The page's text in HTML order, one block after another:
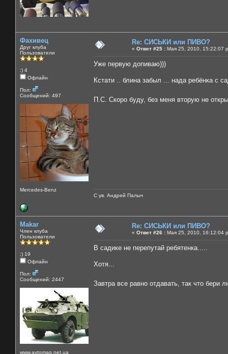
Фахивец
Друг клуба
Пользователи
:) 4
Офлайн
Пол:
Сообщений: 497
Mercedes-Benz
Re: СИСЬКИ или ПИВО?
« Ответ #25 : Мая 25, 2010, 15:22:07
Уже первую допиваю)))
Кстати .. блина забыл ... нада ребёнка с
П.С. Скоро буду, без меня вторую не
С ув. Андрей Палыч
Makar
Член клуба
Пользователи
:) 19
Офлайн
Пол:
Сообщений: 2447
www.avtomag.net.ua
Re: СИСЬКИ или ПИВО?
« Ответ #26 : Мая 25, 2010, 16:12:04
В садике не перепутай ребятенка.....
Хотя...
Завтра все равно отдавать, так что бери